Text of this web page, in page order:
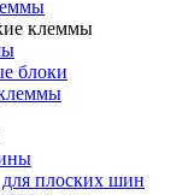
клеммы
блоки
плоских шин